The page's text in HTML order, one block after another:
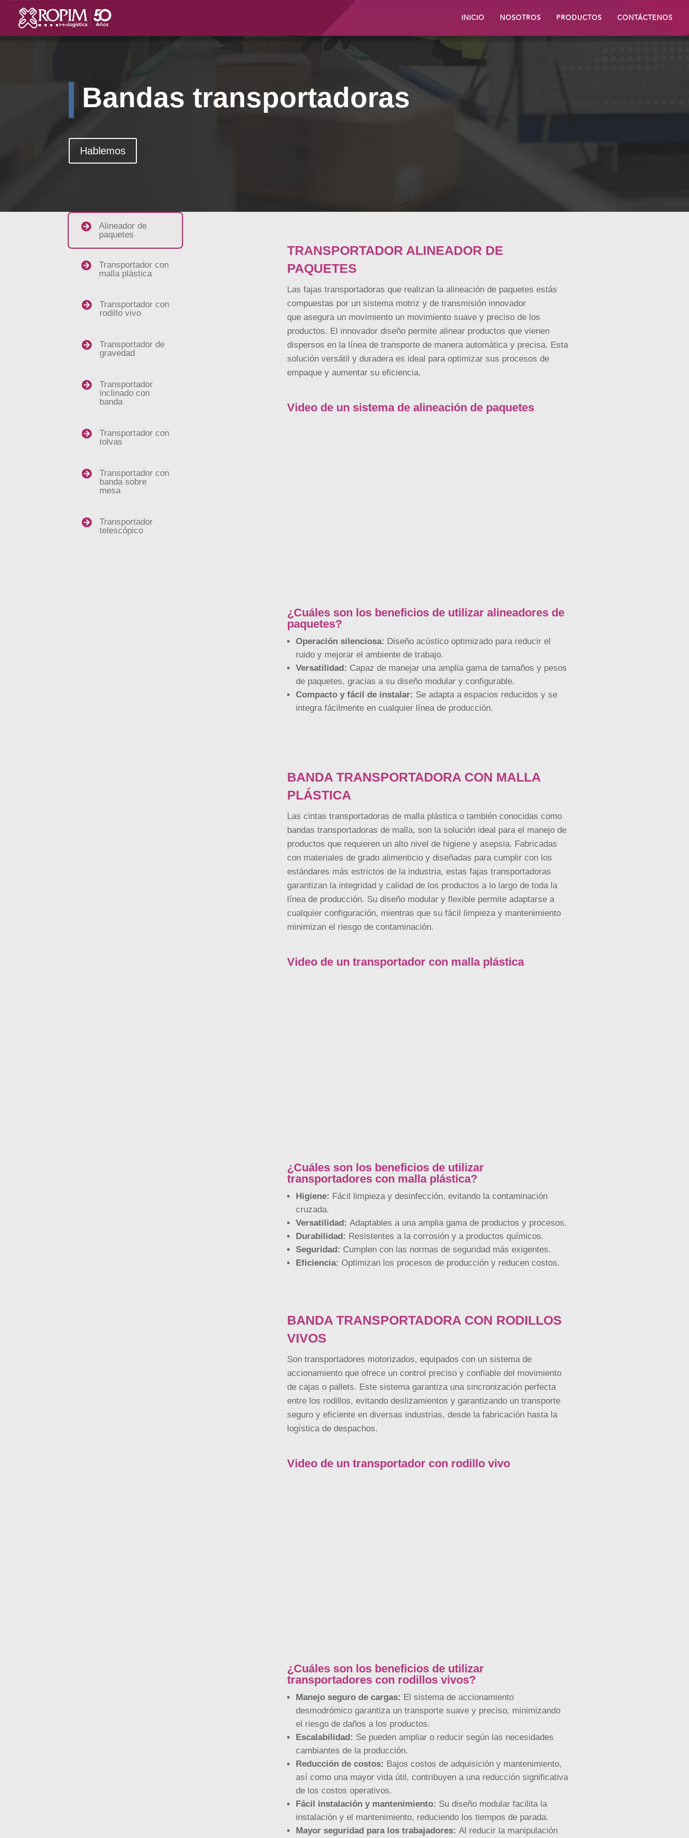
INICIO NOSOTROS PRODUCTOS CONTÁCTENOS
Bandas transportadoras
Hablemos

Alineador de
paquetes

Transportador con
malla plástica

Transportador con
rodillo vivo

Transportador de
gravedad

Transportador
inclinado con
banda

Transportador con
tolvas

Transportador con
banda sobre
mesa

Transportador
telescópico
TRANSPORTADOR ALINEADOR DE
PAQUETES
Las fajas transportadoras que realizan la alineación de paquetes estás
compuestas por un sistema motriz y de transmisión innovador
que asegura un movimiento un movimiento suave y preciso de los
productos. El innovador diseño permite alinear productos que vienen
dispersos en la línea de transporte de manera automática y precisa. Esta
solución versátil y duradera es ideal para optimizar sus procesos de
empaque y aumentar su eficiencia.
Video de un sistema de alineación de paquetes
¿Cuáles son los beneficios de utilizar alineadores de
paquetes?
Operación silenciosa: Diseño acústico optimizado para reducir el
ruido y mejorar el ambiente de trabajo.
Versatilidad: Capaz de manejar una amplia gama de tamaños y pesos
de paquetes, gracias a su diseño modular y configurable.
Compacto y fácil de instalar: Se adapta a espacios reducidos y se
integra fácilmente en cualquier línea de producción.
BANDA TRANSPORTADORA CON MALLA
PLÁSTICA
Las cintas transportadoras de malla plástica o también conocidas como
bandas transportadoras de malla, son la solución ideal para el manejo de
productos que requieren un alto nivel de higiene y asepsia. Fabricadas
con materiales de grado alimenticio y diseñadas para cumplir con los
estándares más estrictos de la industria, estas fajas transportadoras
garantizan la integridad y calidad de los productos a lo largo de toda la
línea de producción. Su diseño modular y flexible permite adaptarse a
cualquier configuración, mientras que su fácil limpieza y mantenimiento
minimizan el riesgo de contaminación.
Video de un transportador con malla plástica
¿Cuáles son los beneficios de utilizar
transportadores con malla plástica?
Higiene: Fácil limpieza y desinfección, evitando la contaminación
cruzada.
Versatilidad: Adaptables a una amplia gama de productos y procesos.
Durabilidad: Resistentes a la corrosión y a productos químicos.
Seguridad: Cumplen con las normas de seguridad más exigentes.
Eficiencia: Optimizan los procesos de producción y reducen costos.
BANDA TRANSPORTADORA CON RODILLOS
VIVOS
Son transportadores motorizados, equipados con un sistema de
accionamiento que ofrece un control preciso y confiable del movimiento
de cajas o pallets. Este sistema garantiza una sincronización perfecta
entre los rodillos, evitando deslizamientos y garantizando un transporte
seguro y eficiente en diversas industrias, desde la fabricación hasta la
logística de despachos.
Video de un transportador con rodillo vivo
¿Cuáles son los beneficios de utilizar
transportadores con rodillos vivos?
Manejo seguro de cargas: El sistema de accionamiento
desmodrómico garantiza un transporte suave y preciso, minimizando
el riesgo de daños a los productos.
Escalabilidad: Se pueden ampliar o reducir según las necesidades
cambiantes de la producción.
Reducción de costos: Bajos costos de adquisición y mantenimiento,
así como una mayor vida útil, contribuyen a una reducción significativa
de los costos operativos.
Fácil instalación y mantenimiento: Su diseño modular facilita la
instalación y el mantenimiento, reduciendo los tiempos de parada.
Mayor seguridad para los trabajadores: Al reducir la manipulación